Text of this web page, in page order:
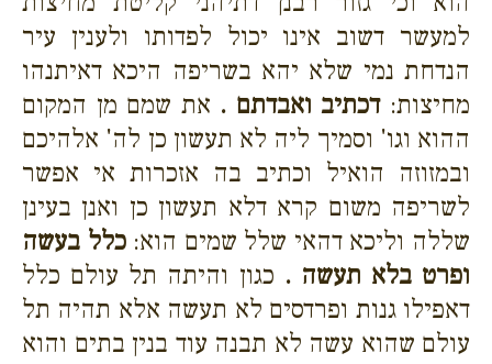
למעשר דשוב אינו יכול לפדותו ולענין עיר
הנדחת נמי שלא יהא בשריפה היכא דאיתנהו
מחיצות:דכתיב ואבדתם . את שמם מן המקום
ההוא וגו' וסמיך ליה לא תעשון כן לה' אלהיכם
ובמזוזה הואיל וכתיב בה אזכרות אי אפשר
לשריפה משום קרא דלא תעשון כן ואנן בעינן
שללה וליכא דהאי שלל שמים הוא:כלל בעשה
ופרט בלא תעשה . כגון והיתה תל עולם כלל
דאפילו גנות ופרדסים לא תעשה אלא תהיה תל
עולם שהוא עשה לא תבנה עוד בנין בתים והוא